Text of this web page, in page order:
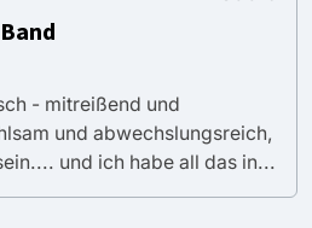
- mitreißend und
und abwechslungsreich,
und ich habe all das in...